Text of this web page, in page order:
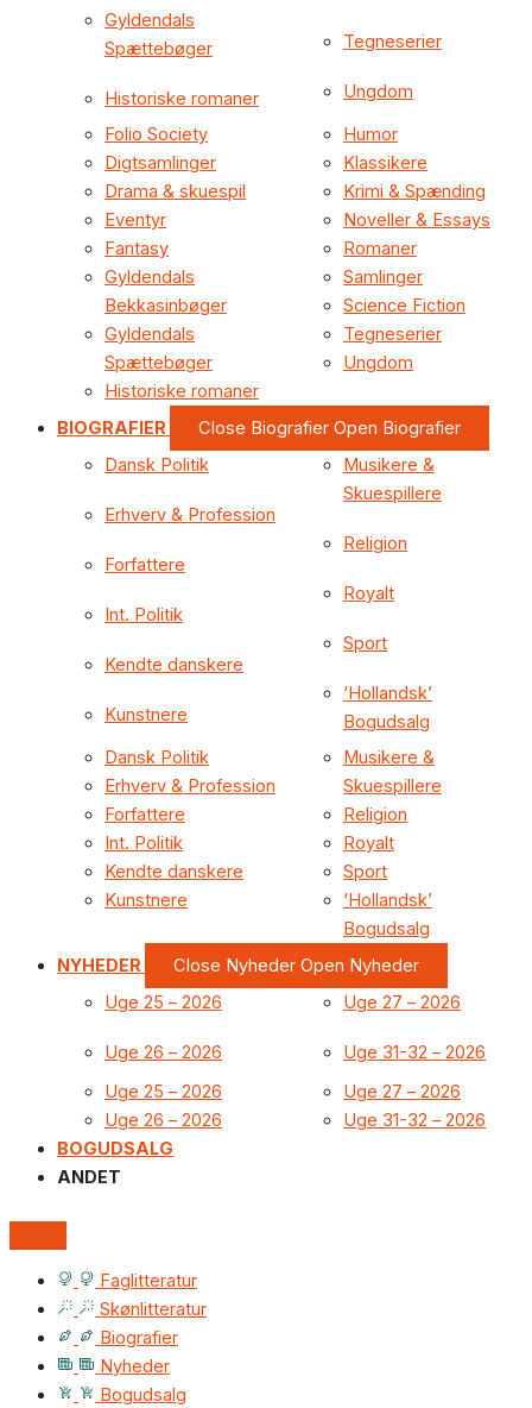
Gyldendals
Spættebøger
Historiske romaner
Tegneserier
Ungdom
Folio Society
Digtsamlinger
Drama & skuespil
Eventyr
Fantasy
Gyldendals
Bekkasinbøger
Gyldendals
Spættebøger
Historiske romaner
Humor
Klassikere
Krimi & Spænding
Noveller & Essays
Romaner
Samlinger
Science Fiction
Tegneserier
Ungdom
BIOGRAFIER Close Biografier Open Biografier
Dansk Politik
Erhverv & Profession
Forfattere
Int. Politik
Kendte danskere
Kunstnere
Musikere &
Skuespillere
Religion
Royalt
Sport
‘Hollandsk’
Bogudsalg
Dansk Politik
Erhverv & Profession
Forfattere
Int. Politik
Kendte danskere
Kunstnere
Musikere &
Skuespillere
Religion
Royalt
Sport
‘Hollandsk’
Bogudsalg
NYHEDER
Close Nyheder Open Nyheder
Uge 25 – 2026
Uge 26 – 2026
Uge 27 – 2026
Uge 31-32 – 2026
Uge 25 – 2026
Uge 26 – 2026
Uge 27 – 2026
Uge 31-32 – 2026
BOGUDSALG
ANDET
Faglitteratur
Skønlitteratur
Biografier
Nyheder
Bogudsalg